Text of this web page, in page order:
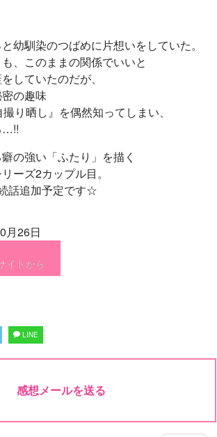
幼馴染のつばめに片想いをしていた。
、このままの関係でいいと
していたのだが、
の趣味
り晒し』を偶然知ってしまい、
…!!
の強い「ふたり」を描く
ーズ2カップル目。
話追加予定です☆
月26日
イトから
LINE
感想メールを送る